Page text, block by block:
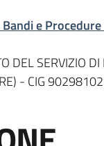
e
SERVIZIO
(RE) - CIG